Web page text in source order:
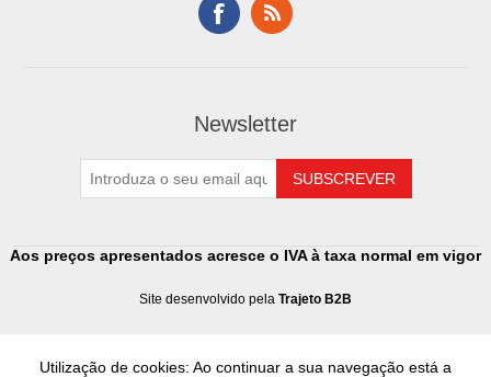
Newsletter
Aos preços apresentados acresce o IVA à taxa normal em vigor
Site desenvolvido pela Trajeto B2B
Utilização de cookies: Ao continuar a sua navegação está a